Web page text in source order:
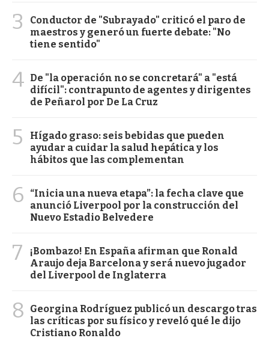
3
Conductor de "Subrayado" criticó el paro de
maestros y generó un fuerte debate: "No
tiene sentido"
4 De "la operación no se concretará" a "está
difícil": contrapunto de agentes y dirigentes
de Peñarol por De La Cruz
5
Hígado graso: seis bebidas que pueden
ayudar a cuidar la salud hepática y los
hábitos que las complementan
6
“Inicia una nueva etapa”: la fecha clave que
anunció Liverpool por la construcción del
Nuevo Estadio Belvedere
7
¡Bombazo! En España afirman que Ronald
Araujo deja Barcelona y será nuevo jugador
del Liverpool de Inglaterra
8
Georgina Rodríguez publicó un descargo tras
las críticas por su físico y reveló qué le dijo
Cristiano Ronaldo